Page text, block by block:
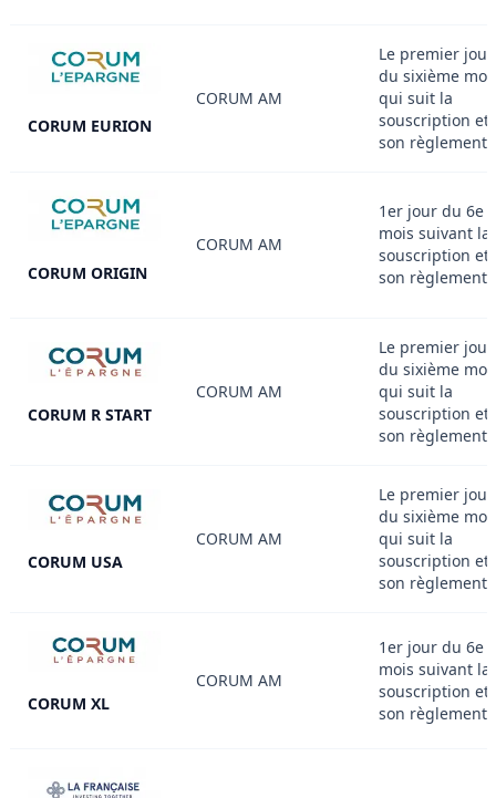
CORUM EURION
CORUM AM
Le premier jour
du sixième
qui suit la
souscription et
son règlement
CORUM ORIGIN
CORUM AM
1er jour du 6e
mois suivant la
souscription et
son règlement
CORUM R START
CORUM AM
Le premier jour
du sixième
qui suit la
souscription et
son règlement
CORUM USA
CORUM AM
Le premier jour
du sixième
qui suit la
souscription et
son règlement
CORUM XL
CORUM AM
1er jour du 6e
mois suivant la
souscription et
son règlement